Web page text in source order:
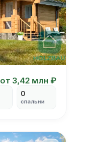
от 3,42 млн ₽
0
спальни